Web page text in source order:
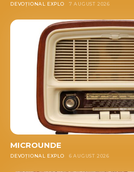
DEVOȚIONAL EXPLO 7 AUGUST 2026
MICROUNDE
DEVOȚIONAL EXPLO 6 AUGUST 2026